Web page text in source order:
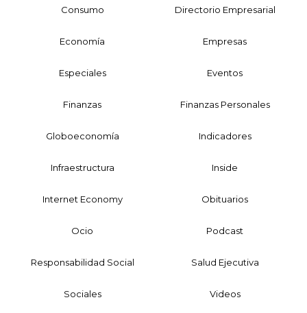
Consumo Directorio Empresarial
Economía Empresas
Especiales Eventos
Finanzas Finanzas Personales
Globoeconomía Indicadores
Infraestructura Inside
Internet Economy Obituarios
Ocio Podcast
Responsabilidad Social Salud Ejecutiva
Sociales Videos